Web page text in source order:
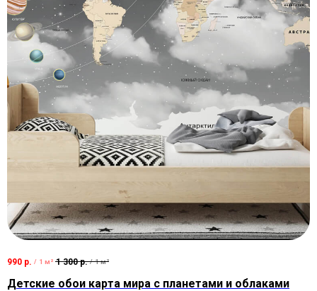
990 р. / 1 м² 1 300 р. / 1 м²
Детские обои карта мира с планетами и облаками